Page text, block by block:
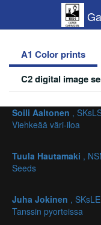
A1 Color prints
C2 digital image
Soili Aaltonen ,
Viehkeää väri-iloa
Tuula Hautamaki ,
Seeds
Juha Jokinen ,
Tanssin pyorteissa